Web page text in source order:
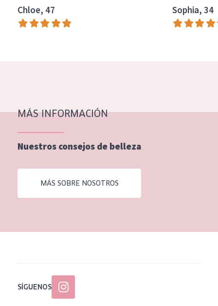
Chloe, 47 Sophia, 34
MÁS INFORMACIÓN
Nuestros consejos de belleza
MÁS SOBRE NOSOTROS
SÍGUENOS